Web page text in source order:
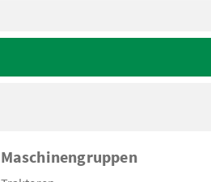
Maschinengruppen